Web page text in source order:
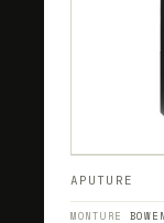
APUTURE
MONTURE